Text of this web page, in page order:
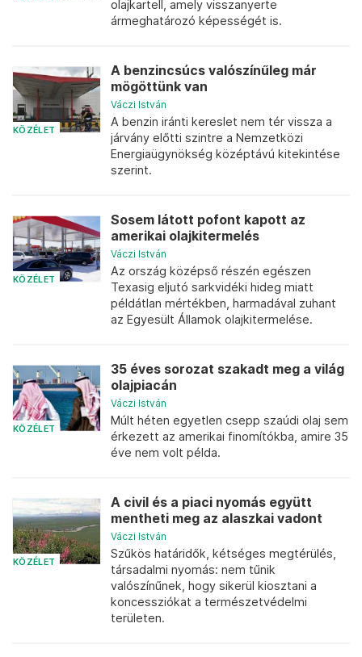
olajkartell, amely visszanyerte
ármeghatározó képességét is.
KÖZÉLET
A benzincsúcs valószínűleg már
mögöttünk van
Váczi István
A benzin iránti kereslet nem tér vissza a
járvány előtti szintre a Nemzetközi
Energiaügynökség középtávú kitekintése
szerint.
KÖZÉLET
Sosem látott pofont kapott az
amerikai olajkitermelés
Váczi István
Az ország középső részén egészen
Texasig eljutó sarkvidéki hideg miatt
példátlan mértékben, harmadával zuhant
az Egyesült Államok olajkitermelése.
KÖZÉLET
35 éves sorozat szakadt meg a világ
olajpiacán
Váczi István
Múlt héten egyetlen csepp szaúdi olaj sem
érkezett az amerikai finomítókba, amire 35
éve nem volt példa.
KÖZÉLET
A civil és a piaci nyomás együtt
mentheti meg az alaszkai vadont
Váczi István
Szűkös határidők, kétséges megtérülés,
társadalmi nyomás: nem tűnik
valószínűnek, hogy sikerül kiosztani a
koncessziókat a természetvédelmi
területen.